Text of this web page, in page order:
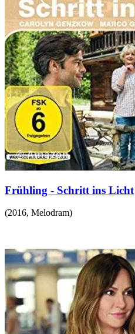
Frühling - Schritt ins Licht
(2016, Melodram)